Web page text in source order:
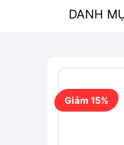
DANH
Giảm 15%